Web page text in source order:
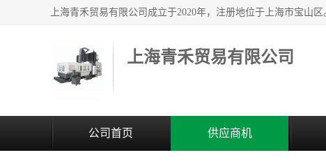
上海青禾贸易有限公司
公司首页 供应商机